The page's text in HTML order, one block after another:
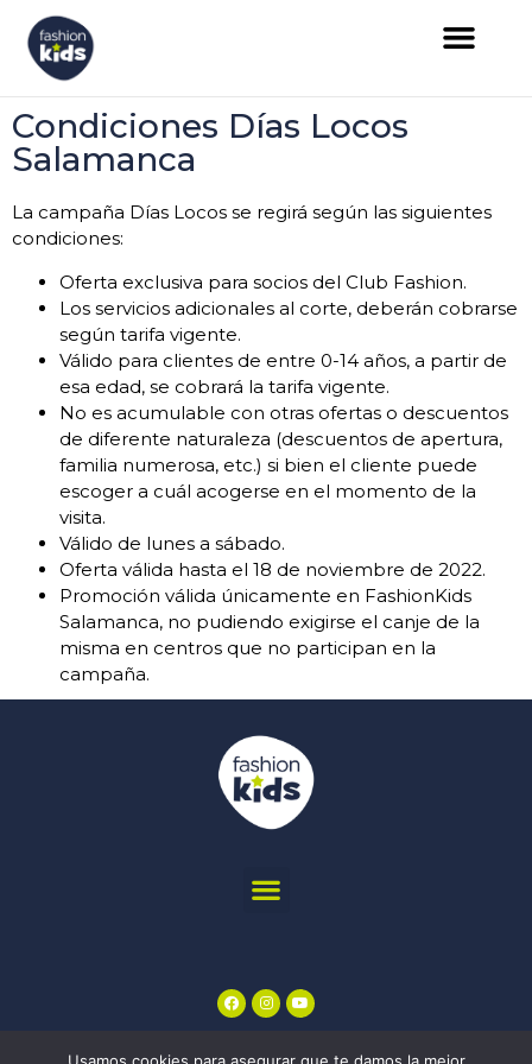
Condiciones Días Locos
Salamanca
La campaña Días Locos se regirá según las siguientes
condiciones:
Oferta exclusiva para socios del Club Fashion.
Los servicios adicionales al corte, deberán cobrarse
según tarifa vigente.
Válido para clientes de entre 0-14 años, a partir de
esa edad, se cobrará la tarifa vigente.
No es acumulable con otras ofertas o descuentos
de diferente naturaleza (descuentos de apertura,
familia numerosa, etc.) si bien el cliente puede
escoger a cuál acogerse en el momento de la
visita.
Válido de lunes a sábado.
Oferta válida hasta el 18 de noviembre de 2022.
Promoción válida únicamente en FashionKids
Salamanca, no pudiendo exigirse el canje de la
misma en centros que no participan en la
campaña.